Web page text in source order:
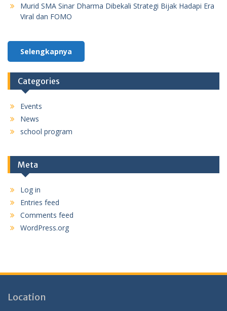
Murid SMA Sinar Dharma Dibekali Strategi Bijak Hadapi Era
Viral dan FOMO
Selengkapnya
Categories
Events
News
school program
Meta
Log in
Entries feed
Comments feed
WordPress.org
Location